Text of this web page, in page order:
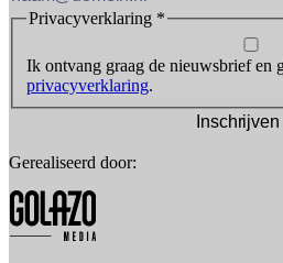
Privacyverklaring *
Ik ontvang graag de nieuwsbrief en
privacyverklaring.
Inschrijven
Gerealiseerd door: